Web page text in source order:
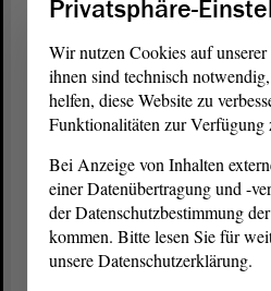
Voraussetzungen geschaffen
Wir erwarten nämlich an
kommunale Familie ihrer
Aufstellung von
angemessene Bedeutung
welches eine auskömmliche
Kommunen beleuchten soll,
Jahresabschlüsse keine
hervorbringen.
Privatsphäre-
Wir nutzen Cookies auf
ihnen sind technisch
helfen, diese Website zu
Funktionalitäten zur Verfügung
Bei Anzeige von Inhalten
einer Datenübertragung und -
der Datenschutzbestimmung
kommen. Bitte lesen Sie für
unsere Datenschutzerklärung.